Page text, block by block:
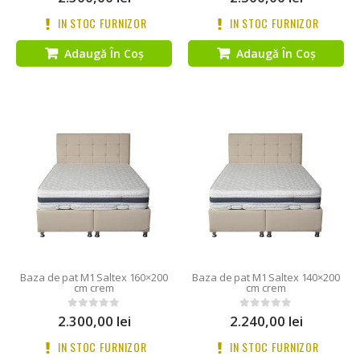
IN STOC FURNIZOR
Adaugă În Coș
IN STOC FURNIZOR
Adaugă În Coș
Baza de pat M1 Saltex 160×200
cm crem
0out of 5
2.300,00 lei
IN STOC FURNIZOR
Baza de pat M1 Saltex 140×200
cm crem
0out of 5
2.240,00 lei
IN STOC FURNIZOR